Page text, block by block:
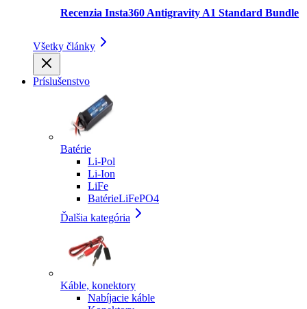
Recenzia Insta360 Antigravity A1 Standard Bundle
Všetky články
Príslušenstvo
Batérie
Li-Pol
Li-Ion
LiFe
BatérieLiFePO4
Ďalšia kategória
Káble, konektory
Nabíjacie káble